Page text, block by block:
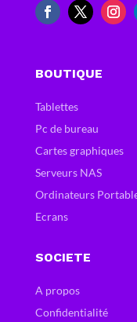
BOUTIQUE
Tablettes
Pc de bureau
Cartes graphiques
Serveurs NAS
Ordinateurs
Ecrans
SOCIETE
A propos
Confidentialité